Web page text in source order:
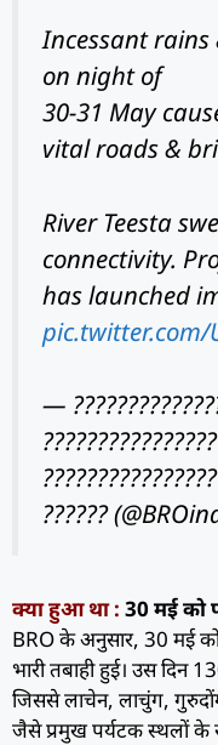
Incessant rains
on night of
30-31 May
vital roads &
River Teesta
connectivity.
has launched
pic.twitter.com/
—
??????
क्या हुआ था : 30 मई को
BRO के अनुसार, 30 मई
भारी तबाही हुई। उस दिन
जिससे लाचेन, लाचुंग,
जैसे प्रमुख पर्यटक स्थलों के